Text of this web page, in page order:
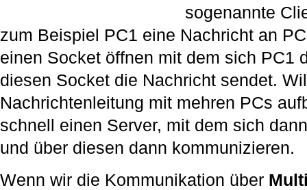
sogenannte
zum Beispiel PC1 eine Nachricht an
einen Socket öffnen mit dem sich PC1
diesen Socket die Nachricht sendet.
Nachrichtenleitung mit mehren PCs
schnell einen Server, mit dem sich
und über diesen dann kommunizieren.
Wenn wir die Kommunikation über